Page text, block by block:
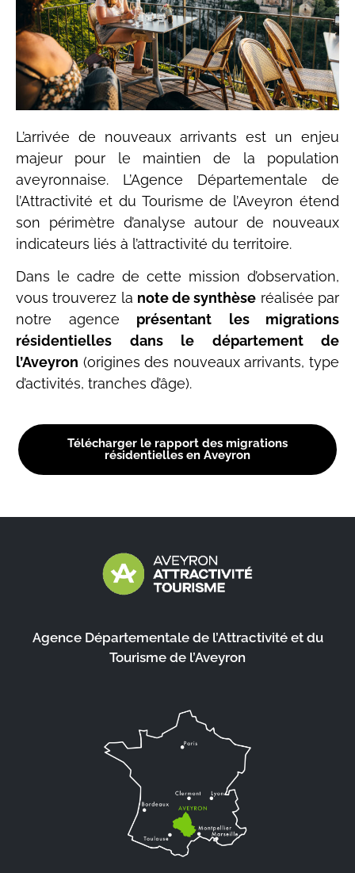
L’arrivée de nouveaux arrivants est un enjeu
majeur pour le maintien de la population
aveyronnaise. L’Agence Départementale de
l’Attractivité et du Tourisme de l’Aveyron étend
son périmètre d’analyse autour de nouveaux
indicateurs liés à l’attractivité du territoire.
Dans le cadre de cette mission d’observation,
vous trouverez la note de synthèse réalisée par
notre agence présentant
les migrations
résidentielles dans le département de
l’Aveyron (origines des nouveaux arrivants, type
d’activités, tranches d’âge).
Télécharger le rapport des migrations
résidentielles en Aveyron
Agence Départementale de l’Attractivité et du
Tourisme de l’Aveyron